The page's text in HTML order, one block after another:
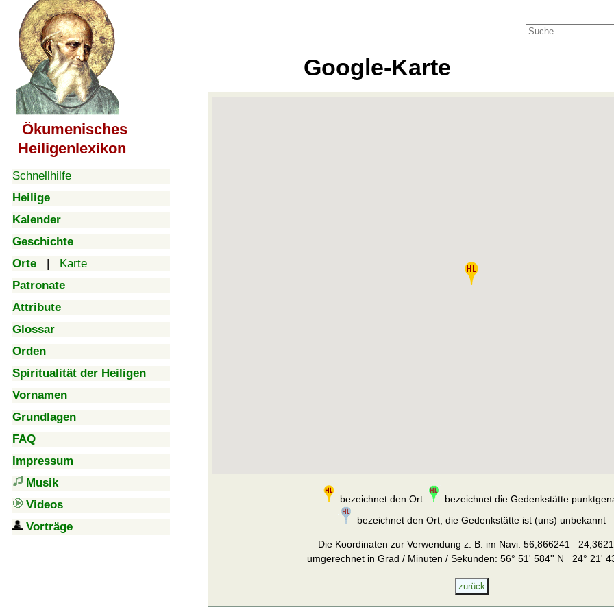
Ökumenisches
Heiligenlexikon
Schnellhilfe
Heilige
Kalender
Geschichte
Orte | Karte
Patronate
Attribute
Glossar
Orden
Spiritualität der Heiligen
Vornamen
Grundlagen
FAQ
Impressum
Musik
Videos
Vorträge
Google-Karte
bezeichnet den Ort
bezeichnet die Gedenkstätte
bezeichnet den Ort, die Gedenkstätte ist (uns) unbekannt
Die Koordinaten zur Verwendung z. B. im Navi: 56,866241
umgerechnet in Grad / Minuten / Sekunden: 56° 51' 584'' N 24° 21'